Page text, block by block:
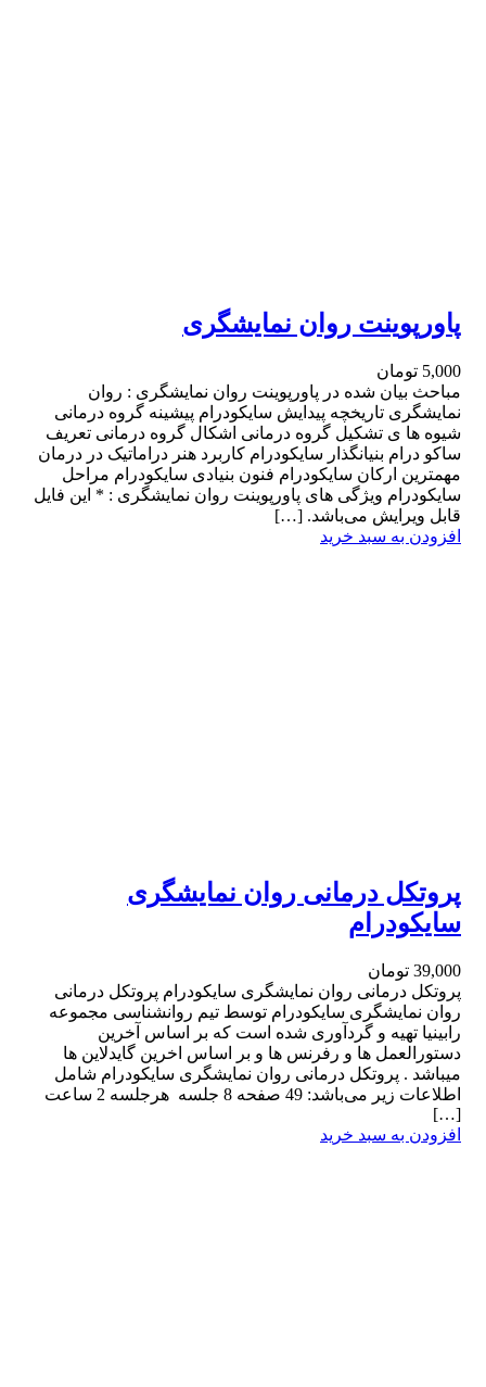
پاورپوینت روان نمایشگری
5,000 تومان
مباحث بیان شده در پاورپوینت روان نمایشگری : روان
نمایشگری تاریخچه پیدایش سایکودرام پیشینه گروه درمانى
شیوه ها ى تشکیل گروه درمانی اشکال گروه درمانی تعریف
ساکو درام بنیانگذار سایکودرام کاربرد هنر دراماتیک در درمان
مهمترین ارکان سایکودرام فنون بنیادی سایکودرام مراحل
سایکودرام ویژگی های پاورپوینت روان نمایشگری : * این فایل
قابل ویرایش می‌باشد. […]
افزودن به سبد خرید
پروتکل درمانی روان نمایشگری
سایکودرام
39,000 تومان
پروتکل درمانی روان نمایشگری سایکودرام پروتکل درمانی
روان نمایشگری سایکودرام توسط تیم روانشناسی مجموعه
رابینیا تهیه و گردآوری شده است که بر اساس آخرین
دستورالعمل ها و رفرنس ها و بر اساس اخرین گایدلاین ها
میباشد . پروتکل درمانی روان نمایشگری سایکودرام شامل
اطلاعات زیر می‌باشد: 49 صفحه 8 جلسه هرجلسه 2 ساعت
[…]
افزودن به سبد خرید